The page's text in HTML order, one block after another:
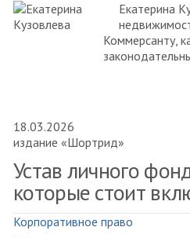
Екатерина
Коммерсанту,
18.03.2026
издание «Шортрид»
Устав личного
которые стоит
Корпоративное право